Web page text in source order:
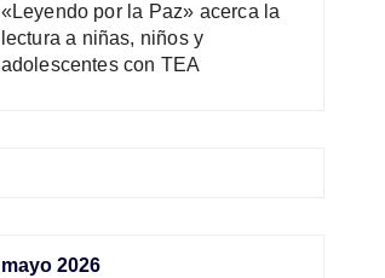
«Leyendo por la Paz» acerca la
lectura a niñas, niños y
adolescentes con TEA
mayo 2026